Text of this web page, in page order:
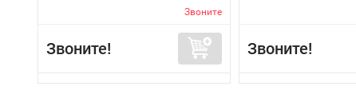
Звоните
Звоните! Звоните!